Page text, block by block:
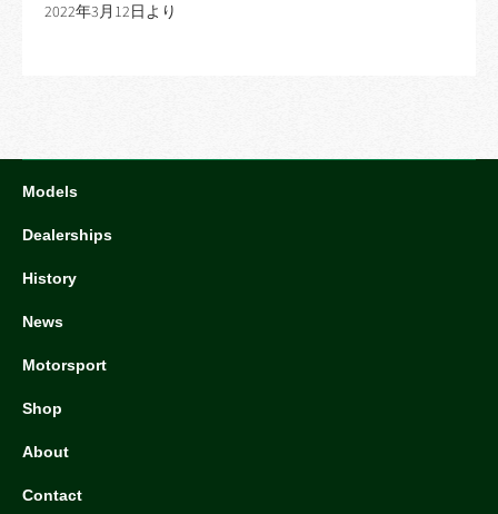
2022年3月12日より
Models
Dealerships
History
News
Motorsport
Shop
About
Contact